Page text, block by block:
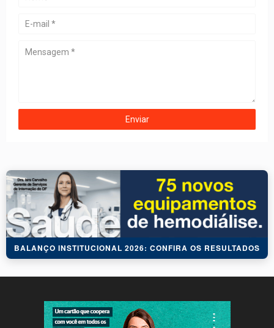
BALANÇO INSTITUCIONAL 2026: CONFIRA OS RESULTADOS